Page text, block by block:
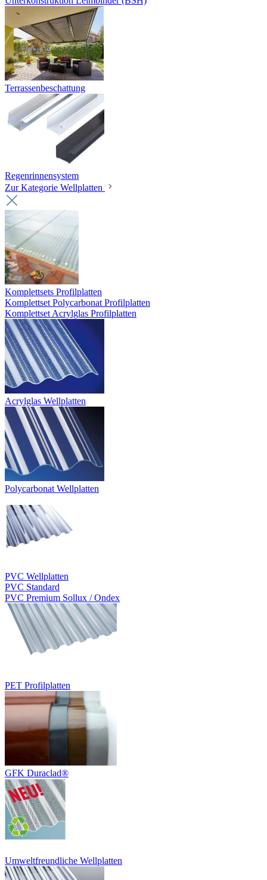
Terrassenbeschattung
Regenrinnensystem
Zur Kategorie Wellplatten
Komplettsets Profilplatten
Komplettset Polycarbonat Profilplatten
Komplettset Acrylglas Profilplatten
Acrylglas Wellplatten
Polycarbonat Wellplatten
PVC Wellplatten
PVC Standard
PVC Premium Sollux / Ondex
PET Profilplatten
GFK Duraclad®
Umweltfreundliche Wellplatten